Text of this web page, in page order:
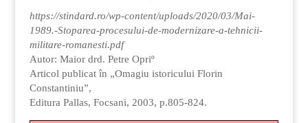
https://stindard.ro/wp-content/uploads/2020/03/Mai-
1989.-Stoparea-procesului-de-modernizare-a-tehnicii-
militare-romanesti.pdf
Autor: Maior drd. Petre Opriº
Articol publicat în „Omagiu istoricului Florin
Constantiniu”,
Editura Pallas, Focsani, 2003, p.805-824.